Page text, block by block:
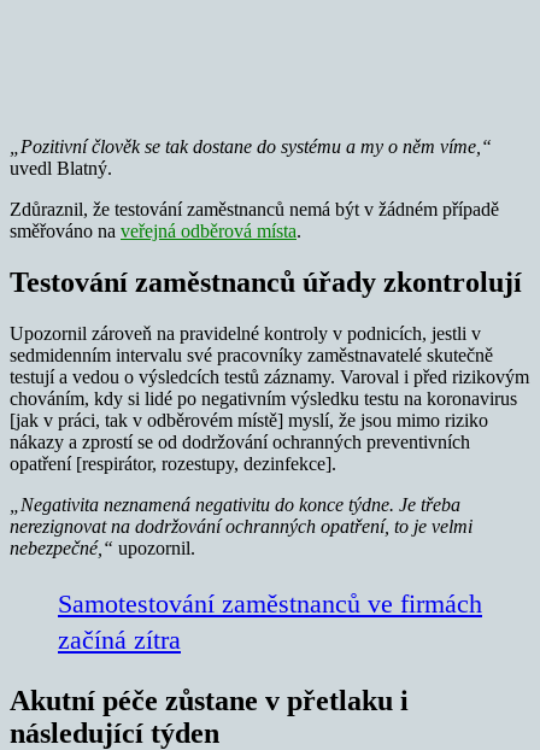
„Pozitivní člověk se tak dostane do systému a my o něm víme,“
uvedl Blatný.
Zdůraznil, že testování zaměstnanců nemá být v žádném případě
směřováno na veřejná odběrová místa.
Testování zaměstnanců úřady zkontrolují
Upozornil zároveň na pravidelné kontroly v podnicích, jestli v
sedmidenním intervalu své pracovníky zaměstnavatelé skutečně
testují a vedou o výsledcích testů záznamy. Varoval i před rizikovým
chováním, kdy si lidé po negativním výsledku testu na koronavirus
[jak v práci, tak v odběrovém místě] myslí, že jsou mimo riziko
nákazy a zprostí se od dodržování ochranných preventivních
opatření [respirátor, rozestupy, dezinfekce].
„Negativita neznamená negativitu do konce týdne. Je třeba
nerezignovat na dodržování ochranných opatření, to je velmi
nebezpečné,“ upozornil.
Samotestování zaměstnanců ve firmách
začíná zítra
Akutní péče zůstane v přetlaku i
následující týden